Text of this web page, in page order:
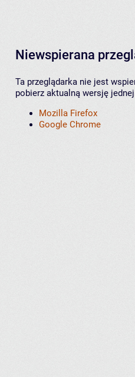
Niewspierana
Ta przeglądarka nie jest
pobierz aktualną wersję
Mozilla Firefox
Google Chrome